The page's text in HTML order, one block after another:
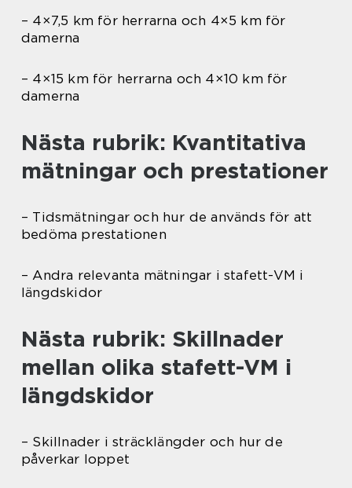
– 4×7,5 km för herrarna och 4×5 km för
damerna
– 4×15 km för herrarna och 4×10 km för
damerna
Nästa rubrik: Kvantitativa
mätningar och prestationer
– Tidsmätningar och hur de används för att
bedöma prestationen
– Andra relevanta mätningar i stafett-VM i
längdskidor
Nästa rubrik: Skillnader
mellan olika stafett-VM i
längdskidor
– Skillnader i sträcklängder och hur de
påverkar loppet